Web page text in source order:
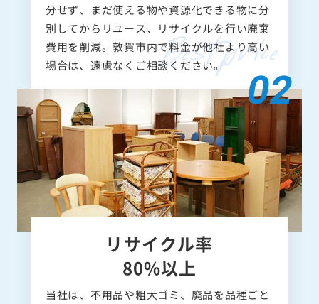
分せず、まだ使える物や資源化できる物に分
別してからリユース、リサイクルを行い廃棄
費用を削減。敦賀市内で料金が他社より高い
場合は、遠慮なくご相談ください。
リサイクル率
80%以上
当社は、不用品や粗大ゴミ、廃品を品種ごと